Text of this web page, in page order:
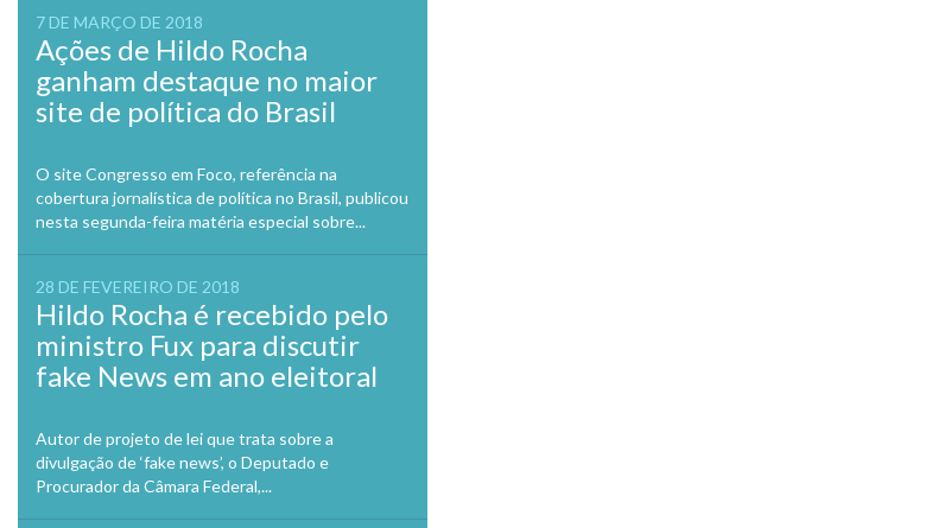
7 DE MARÇO DE 2018
Ações de Hildo Rocha
ganham destaque no maior
site de política do Brasil
O site Congresso em Foco, referência na
cobertura jornalística de política no Brasil, publicou
nesta segunda-feira matéria especial sobre...
28 DE FEVEREIRO DE 2018
Hildo Rocha é recebido pelo
ministro Fux para discutir
fake News em ano eleitoral
Autor de projeto de lei que trata sobre a
divulgação de ‘fake news’, o Deputado e
Procurador da Câmara Federal,...